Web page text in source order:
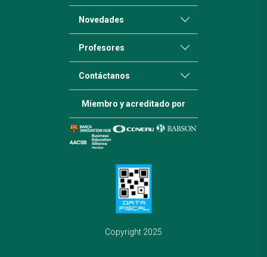
Novedades
Profesores
Contáctanos
Miembro y acreditado por
Copyright 2025